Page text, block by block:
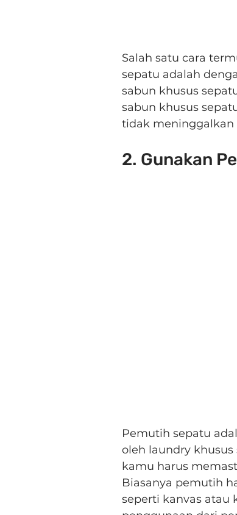
Salah satu cara
sepatu adalah
sabun khusus
sabun khusus
tidak meninggalkan
2. Gunakan
Pemutih sepatu
oleh laundry
kamu harus
Biasanya pemutih
seperti kanvas atau